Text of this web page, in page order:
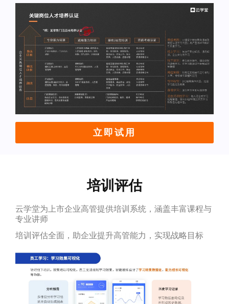
立即试用
培训评估
云学堂为上市企业高管提供培训系统，涵盖丰富课程与
专业讲师
培训评估全面，助企业提升高管能力，实现战略目标